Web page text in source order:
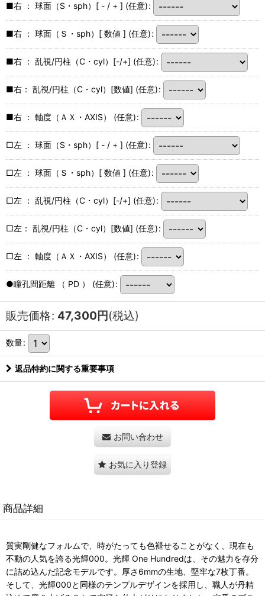
■右 ： 球面（S・sph）[ - / + ] (任意):
■右 ： 球面（Ｓ・sph）[ 数値 ] (任意):
■右 ： 乱視/円柱（C・cyl）[-/+] (任意):
■右： 乱視/円柱（C・cyl）[数値] (任意):
■右 ： 軸度（ＡＸ・AXIS） (任意):
□左 ： 球面（S・sph）[ - / + ] (任意):
□左 ： 球面（Ｓ・sph）[ 数値 ] (任意):
□左 ： 乱視/円柱（C・cyl）[-/+] (任意):
□左： 乱視/円柱（C・cyl）[数値] (任意):
□左 ： 軸度（ＡＸ・AXIS） (任意):
●瞳孔間距離 （ PD ） (任意):
販売価格: 47,300 円 (税込)
数量:
返品特約に関する重要事項
お問い合わせ
お気に入り登録
商品詳細
質実剛健なフォルムで、時がたっても色褪せることがなく、現在も
不動の人気を誇る光輝000。光輝 One Hundredは、その魅力を存分
に詰め込んだ記念モデルです。厚さ6mmの生地、堅牢な7枚丁番。
そして、光輝000と同様のテンプルデザインを採用し、職人が丹精